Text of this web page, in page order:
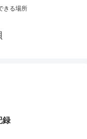
きる場所
録